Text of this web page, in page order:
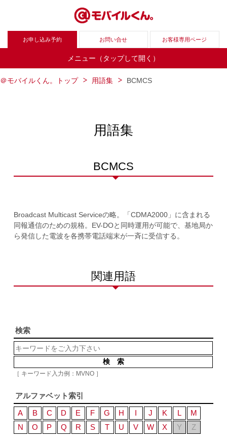
お申し込み予約 お問い合せ お客様専用ページ
メニュー（タップして開く）
＠モバイルくん。トップ 用語集 BCMCS
用語集
BCMCS
Broadcast Multicast Serviceの略。「CDMA2000」に含まれる
同報通信のための規格。EV-DOと同時運用が可能で、基地局か
ら発信した電波を各携帯電話端末が一斉に受信する。
関連用語
検索
［ キーワード入力例：MVNO ］
アルファベット索引
A
B C D E F G H I J K L
M
N
O P Q R S T U V W X Y Z